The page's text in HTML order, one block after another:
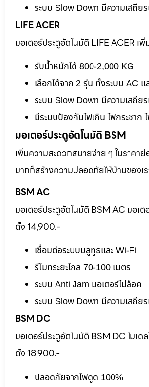
ระบบ Slow Down มีความเสถีย
LIFE ACER
มอเตอร์ประตูอัตโนมัติ LIFE ACER เ
รับน้ำหนักได้ 800-2,000 KG
เลือกได้จาก 2 รุ่น ทั้งระบบ AC แ
ระบบ Slow Down มีความเสถีย
มีระบบป้องกันไฟเกิน ไฟกระชาก
มอเตอร์ประตูอัตโนมัติ BSM
เพิ่มความสะดวกสบายง่าย ๆ ในราคา
มากก็สร้างความปลอดภัยให้บ้านของเ
BSM AC
มอเตอร์ประตูอัตโนมัติ BSM AC มอเ
ตั้ง 14,900.-
เชื่อมต่อระบบบลูทูธและ Wi-Fi
รีโมทระยะไกล 70-100 เมตร
ระบบ Anti Jam มอเตอร์ไม่ล็อค
ระบบ Slow Down มีความเสถีย
BSM DC
มอเตอร์ประตูอัตโนมัติ BSM DC โมเ
ตั้ง 18,900.-
ปลอดภัยจากไฟดูด 100%